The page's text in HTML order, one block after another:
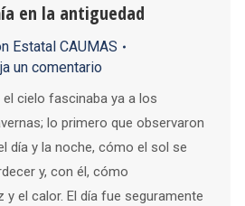
en la antiguedad
Estatal CAUMAS
un comentario
el cielo fascinaba ya a los
lo primero que observaron
día y la noche, cómo el sol se
y, con él, cómo
y el calor. El día fue seguramente